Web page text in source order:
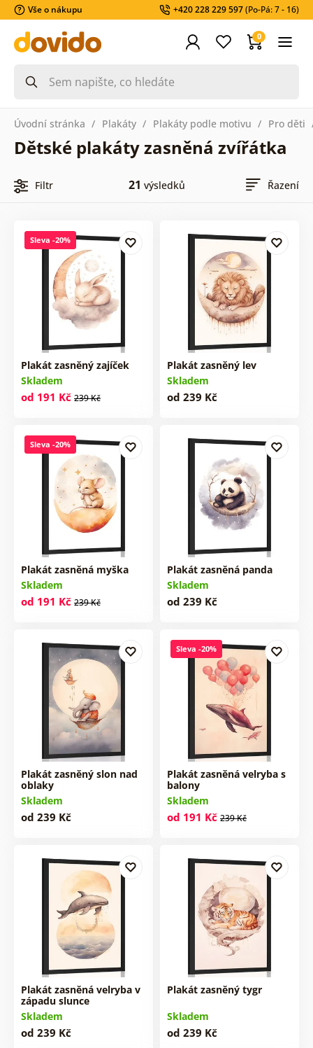
Vše o nákupu +420 228 229 597(Po-Pá: 7 - 16)
0
Úvodní stránka Plakáty Plakáty podle motivu Pro děti
Dětské plakáty zasněná zvířátka
Filtr 21 výsledků Řazení
Sleva -20%
Plakát zasněný zajíček
Skladem
od 191 Kč 239 Kč
Plakát zasněný lev
Skladem
od 239 Kč
Sleva -20%
Plakát zasněná myška
Skladem
od 191 Kč 239 Kč
Plakát zasněná panda
Skladem
od 239 Kč
Plakát zasněný slon nad
oblaky
Skladem
od 239 Kč
Sleva -20%
Plakát zasněná velryba s
balony
Skladem
od 191 Kč 239 Kč
Plakát zasněná velryba v
západu slunce
Skladem
od 239 Kč
Plakát zasněný tygr
Skladem
od 239 Kč